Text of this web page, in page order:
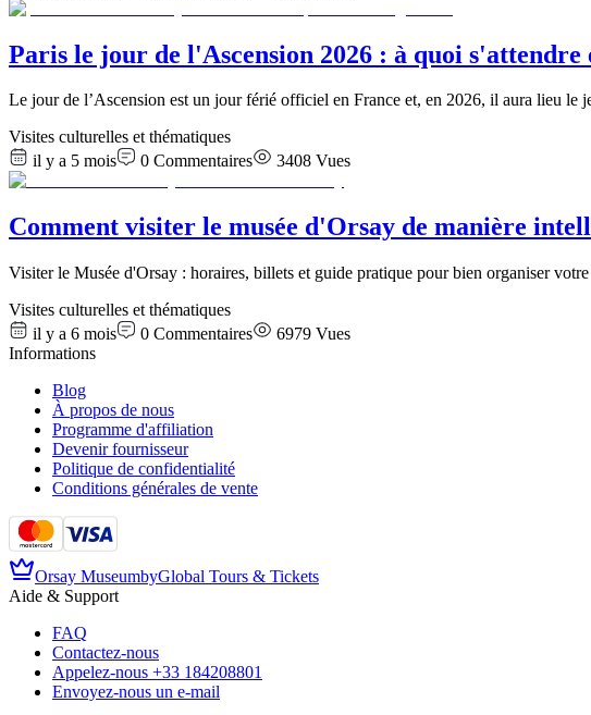
Paris le jour de l'Ascension 2026 : à quoi s'attendre
Le jour de l’Ascension est un jour férié officiel en France et, en 2026, il aura lieu le
Visites culturelles et thématiques
il y a 5 mois
0 Commentaires 3408 Vues
Comment visiter le musée d'Orsay de manière
Visiter le Musée d'Orsay : horaires, billets et guide pratique pour bien organiser
Visites culturelles et thématiques
il y a 6 mois
0 Commentaires 6979 Vues
Informations
Blog
À propos de nous
Programme d'affiliation
Devenir fournisseur
Politique de confidentialité
Conditions générales de vente
Orsay MuseumbyGlobal Tours & Tickets
Aide & Support
FAQ
Contactez-nous
Appelez-nous +33 184208801
Envoyez-nous un e-mail